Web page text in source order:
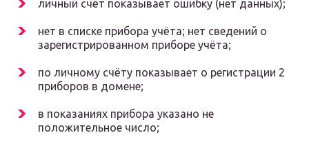
личный счёт показывает ошибку (нет данных);
нет в списке прибора учёта; нет сведений о
зарегистрированном приборе учёта;
по личному счёту показывает о регистрации 2
приборов в домене;
в показаниях прибора указано не
положительное число;